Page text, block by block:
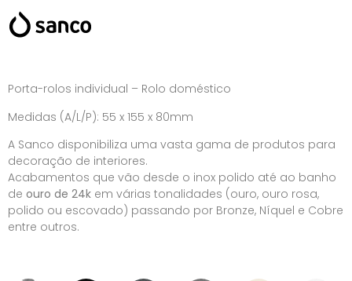
Porta-rolos individual – Rolo doméstico
Medidas (A/L/P): 55 x 155 x 80mm
A Sanco disponibiliza uma vasta gama de produtos para
decoração de interiores.
Acabamentos que vão desde o inox polido até ao banho
de ouro de 24k em várias tonalidades (ouro, ouro rosa,
polido ou escovado) passando por Bronze, Níquel e Cobre
entre outros.